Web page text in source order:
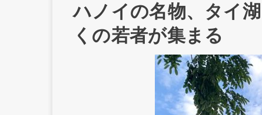
ハノイの名物、タイ
くの若者が集まる